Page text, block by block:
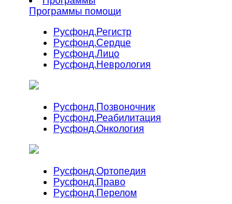
Программы помощи
Русфонд.Регистр
Русфонд.Сердце
Русфонд.Лицо
Русфонд.Неврология
Русфонд.Позвоночник
Русфонд.Реабилитация
Русфонд.Онкология
Русфонд.Ортопедия
Русфонд.Право
Русфонд.Перелом